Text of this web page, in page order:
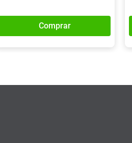
Comprar